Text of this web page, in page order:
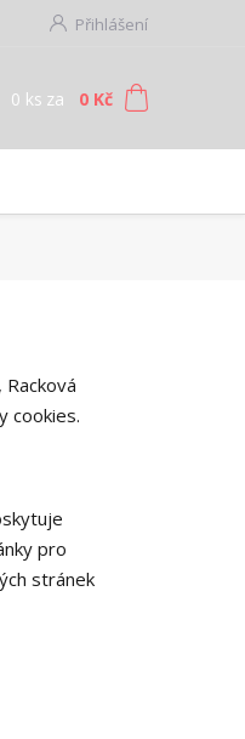
Přihlášení
0 ks za 0 Kč
Racková
cookies.
pro
stránek